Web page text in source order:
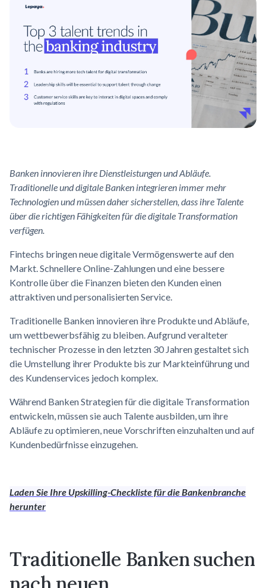
Banken innovieren ihre Dienstleistungen und Abläufe.
Traditionelle und digitale Banken integrieren immer mehr
Technologien und müssen daher sicherstellen, dass ihre Talente
über die richtigen Fähigkeiten für die digitale Transformation
verfügen.
Fintechs bringen neue digitale Vermögenswerte auf den
Markt. Schnellere Online-Zahlungen und eine bessere
Kontrolle über die Finanzen bieten den Kunden einen
attraktiven und personalisierten Service.
Traditionelle Banken innovieren ihre Produkte und Abläufe,
um wettbewerbsfähig zu bleiben. Aufgrund veralteter
technischer Prozesse in den letzten 30 Jahren gestaltet sich
die Umstellung ihrer Produkte bis zur Markteinführung und
des Kundenservices jedoch komplex.
Während Banken Strategien für die digitale Transformation
entwickeln, müssen sie auch Talente ausbilden, um ihre
Abläufe zu optimieren, neue Vorschriften einzuhalten und auf
Kundenbedürfnisse einzugehen.
Laden Sie Ihre Upskilling-Checkliste für die Bankenbranche
herunter
Traditionelle Bankensuchen